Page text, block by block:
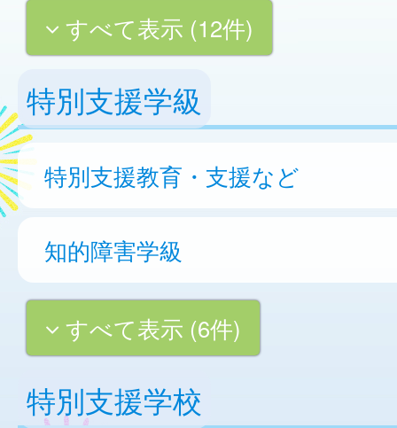
すべて表示 (12件)
特別支援学級
特別支援教育・支援など
知的障害学級
すべて表示 (6件)
特別支援学校